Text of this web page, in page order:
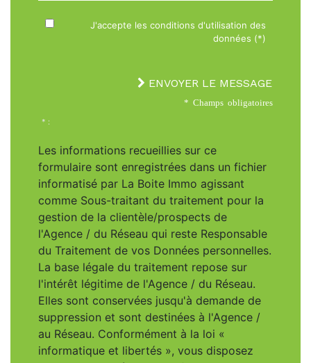
J'accepte les conditions d'utilisation des
données (*)
ENVOYER LE MESSAGE
* Champs obligatoires
* :
Les informations recueillies sur ce
formulaire sont enregistrées dans un fichier
informatisé par La Boite Immo agissant
comme Sous-traitant du traitement pour la
gestion de la clientèle/prospects de
l'Agence / du Réseau qui reste Responsable
du Traitement de vos Données personnelles.
La base légale du traitement repose sur
l'intérêt légitime de l'Agence / du Réseau.
Elles sont conservées jusqu'à demande de
suppression et sont destinées à l'Agence /
au Réseau. Conformément à la loi «
informatique et libertés », vous disposez